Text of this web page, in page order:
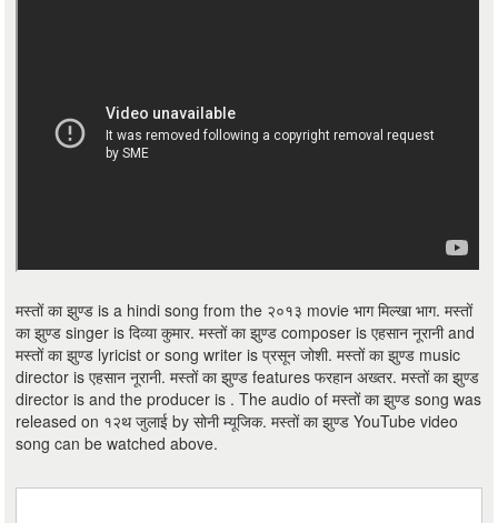
मस्तों का झुण्ड is a hindi song from the २०१३ movie भाग मिल्खा भाग. मस्तों
का झुण्ड singer is दिव्या कुमार. मस्तों का झुण्ड composer is एहसान नूरानी and
मस्तों का झुण्ड lyricist or song writer is प्रसून जोशी. मस्तों का झुण्ड music
director is एहसान नूरानी. मस्तों का झुण्ड features फरहान अख्तर. मस्तों का झुण्ड
director is and the producer is . The audio of मस्तों का झुण्ड song was
released on १२थ जुलाई by सोनी म्यूजिक. मस्तों का झुण्ड YouTube video
song can be watched above.